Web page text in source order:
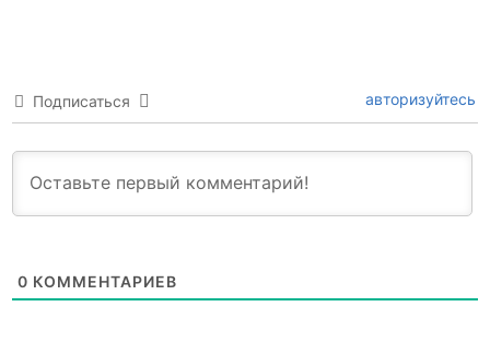
Подписаться авторизуйтесь
0 КОММЕНТАРИЕВ